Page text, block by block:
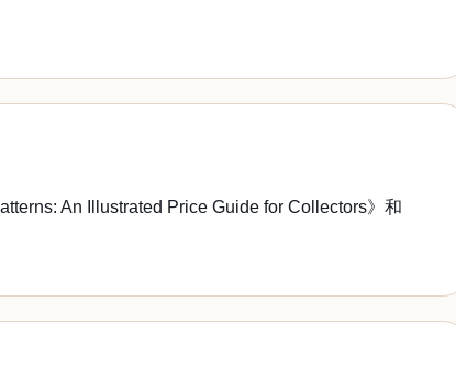
An Illustrated Price Guide for Collectors》和